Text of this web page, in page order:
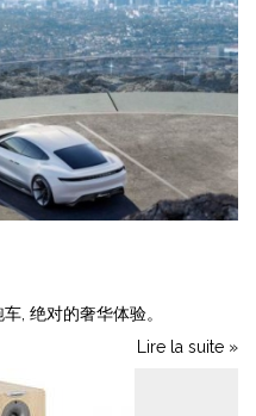
, 绝对的奢华体验。
Lire la suite »